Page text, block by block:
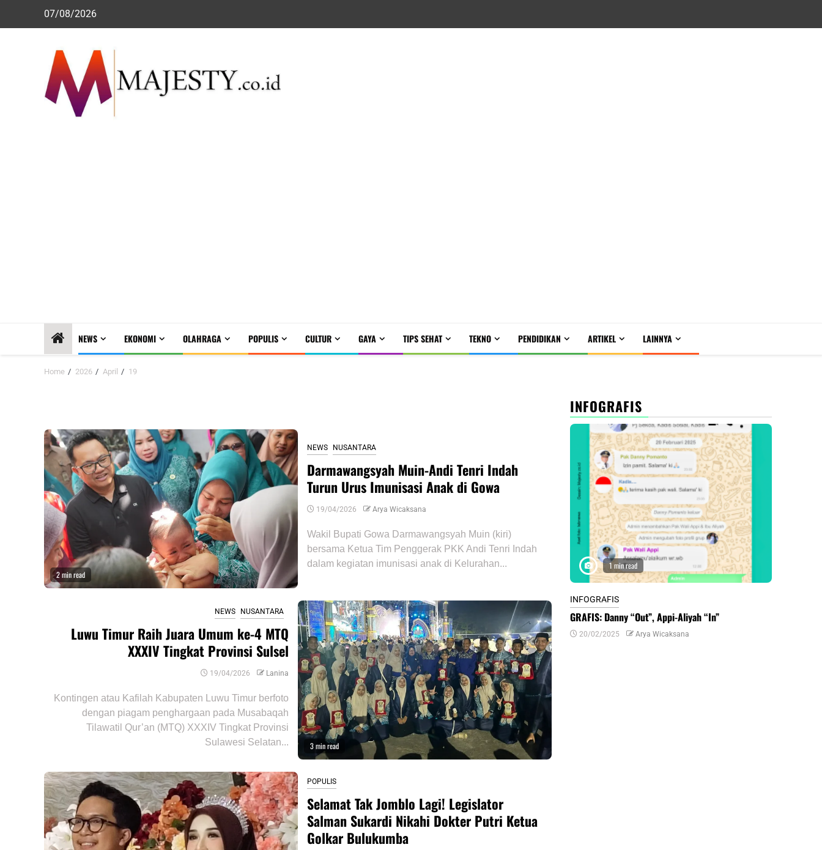
07/08/2026
NEWS EKONOMI OLAHRAGA POPULIS CULTUR GAYA TIPS SEHAT TEKNO PENDIDIKAN ARTIKEL LAINNYA
Home 2026 April 19
2 min read
NEWS NUSANTARA
Darmawangsyah Muin-Andi Tenri Indah
Turun Urus Imunisasi Anak di Gowa
19/04/2026 Arya Wicaksana
Wakil Bupati Gowa Darmawangsyah Muin (kiri)
bersama Ketua Tim Penggerak PKK Andi Tenri Indah
dalam kegiatan imunisasi anak di Kelurahan...
3 min read
NEWS NUSANTARA
Luwu Timur Raih Juara Umum ke-4 MTQ
XXXIV Tingkat Provinsi Sulsel
19/04/2026 Lanina
Kontingen atau Kafilah Kabupaten Luwu Timur berfoto
dengan piagam penghargaan pada Musabaqah
Tilawatil Qur’an (MTQ) XXXIV Tingkat Provinsi
Sulawesi Selatan...
POPULIS
Selamat Tak Jomblo Lagi! Legislator
Salman Sukardi Nikahi Dokter Putri Ketua
Golkar Bulukumba
INFOGRAFIS
1 min read
INFOGRAFIS
GRAFIS: Danny “Out”, Appi-Aliyah “In”
20/02/2025 Arya Wicaksana